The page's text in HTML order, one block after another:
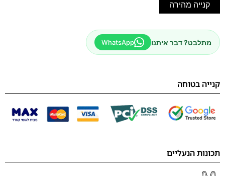
קנייה מהירה
מתלבט? דבר איתנו WhatsApp
קנייה בטוחה
תכונות הנעליים